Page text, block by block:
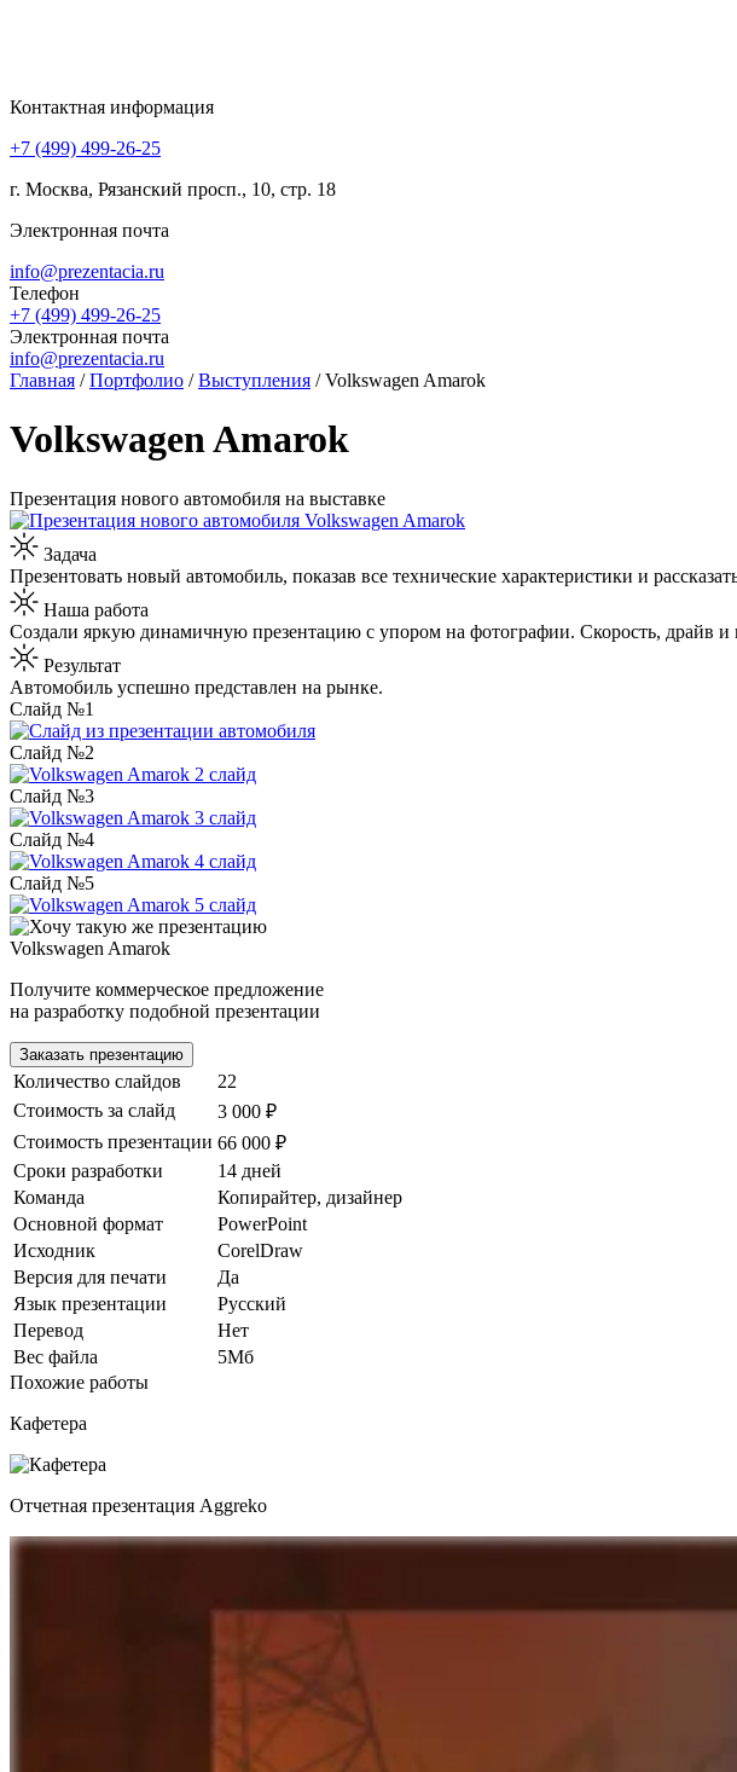
Контактная информация
+7 (499) 499-26-25
г. Москва, Рязанский просп., 10, стр. 18
Электронная почта
info@prezentacia.ru
Телефон
+7 (499) 499-26-25
Электронная почта
info@prezentacia.ru
Главная /Портфолио /Выступления /Volkswagen Amarok
Volkswagen Amarok
Презентация нового автомобиля на выставке
Задача
Презентовать новый автомобиль, показав все технические характеристики и
Наша работа
Создали яркую динамичную презентацию с упором на фотографии. Скорость, драйв
Результат
Автомобиль успешно представлен на рынке.
Слайд №1
Слайд №2
Слайд №3
Слайд №4
Слайд №5
Volkswagen Amarok
Получите коммерческое предложение
на разработку подобной презентации
Заказать презентацию
Количество слайдов
22
Стоимость за слайд
3 000 ₽
Стоимость презентации 66 000 ₽
Сроки разработки
14 дней
Команда
Копирайтер, дизайнер
Основной формат
PowerPoint
Исходник
CorelDraw
Версия для печати
Да
Язык презентации
Русский
Перевод
Нет
Вес файла
5Мб
Похожие работы
Кафетера
Отчетная презентация Aggreko